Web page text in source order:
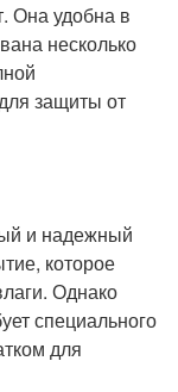
Она удобна в
несколько
защиты от
и надежный
которое
Однако
специального
для